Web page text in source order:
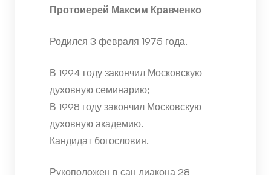
Протоиерей Максим Кравченко
Родился 3 февраля 1975 года.
В 1994 году закончил Московскую
духовную семинарию;
В 1998 году закончил Московскую
духовную академию.
Кандидат богословия.
Рукоположен в сан диакона 28